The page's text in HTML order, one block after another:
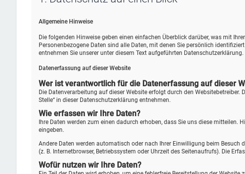
Allgemeine Hinweise
Die folgenden Hinweise geben einen einfachen Überblick darüber, was mit
Personenbezogene Daten sind alle Daten, mit denen Sie persönlich
entnehmen Sie unserer unter diesem Text aufgeführten Datenschutzerklärung.
Datenerfassung auf dieser Website
Wer ist verantwortlich für die Datenerfassung auf dieser
Die Datenverarbeitung auf dieser Website erfolgt durch den
Stelle“ in dieser Datenschutzerklärung entnehmen.
Wie erfassen wir Ihre Daten?
Ihre Daten werden zum einen dadurch erhoben, dass Sie uns diese
eingeben.
Andere Daten werden automatisch oder nach Ihrer Einwilligung beim Besuch
(z. B. Internetbrowser, Betriebssystem oder Uhrzeit des Seitenaufrufs). Die
Wofür nutzen wir Ihre Daten?